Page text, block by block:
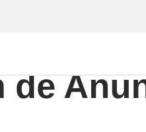
de